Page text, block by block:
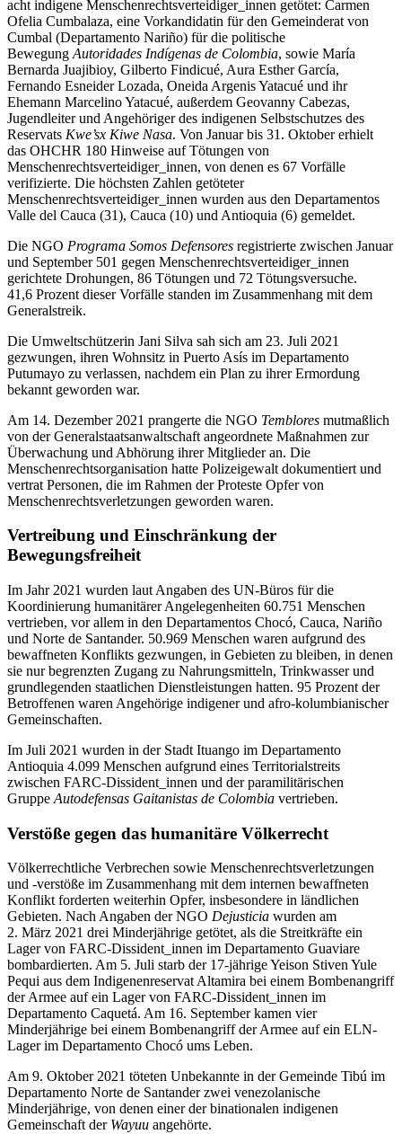
acht indigene Menschenrechtsverteidiger_innen getötet: Carmen
Ofelia Cumbalaza, eine Vorkandidatin für den Gemeinderat von
Cumbal (Departamento Nariño) für die politische
Bewegung Autoridades Indígenas de Colombia, sowie María
Bernarda Juajibioy, Gilberto Findicué, Aura Esther García,
Fernando Esneider Lozada, Oneida Argenis Yatacué und ihr
Ehemann Marcelino Yatacué, außerdem Geovanny Cabezas,
Jugendleiter und Angehöriger des indigenen Selbstschutzes des
Reservats Kwe’sx Kiwe Nasa. Von Januar bis 31. Oktober erhielt
das OHCHR 180 Hinweise auf Tötungen von
Menschenrechtsverteidiger_innen, von denen es 67 Vorfälle
verifizierte. Die höchsten Zahlen getöteter
Menschenrechtsverteidiger_innen wurden aus den Departamentos
Valle del Cauca (31), Cauca (10) und Antioquia (6) gemeldet.
Die NGO Programa Somos Defensores registrierte zwischen Januar
und September 501 gegen Menschenrechtsverteidiger_innen
gerichtete Drohungen, 86 Tötungen und 72 Tötungsversuche.
41,6 Prozent dieser Vorfälle standen im Zusammenhang mit dem
Generalstreik.
Die Umweltschützerin Jani Silva sah sich am 23. Juli 2021
gezwungen, ihren Wohnsitz in Puerto Asís im Departamento
Putumayo zu verlassen, nachdem ein Plan zu ihrer Ermordung
bekannt geworden war.
Am 14. Dezember 2021 prangerte die NGO Temblores mutmaßlich
von der Generalstaatsanwaltschaft angeordnete Maßnahmen zur
Überwachung und Abhörung ihrer Mitglieder an. Die
Menschenrechtsorganisation hatte Polizeigewalt dokumentiert und
vertrat Personen, die im Rahmen der Proteste Opfer von
Menschenrechtsverletzungen geworden waren.
Vertreibung und Einschränkung der
Bewegungsfreiheit
Im Jahr 2021 wurden laut Angaben des UN-Büros für die
Koordinierung humanitärer Angelegenheiten 60.751 Menschen
vertrieben, vor allem in den Departamentos Chocó, Cauca, Nariño
und Norte de Santander. 50.969 Menschen waren aufgrund des
bewaffneten Konflikts gezwungen, in Gebieten zu bleiben, in denen
sie nur begrenzten Zugang zu Nahrungsmitteln, Trinkwasser und
grundlegenden staatlichen Dienstleistungen hatten. 95 Prozent der
Betroffenen waren Angehörige indigener und afro-kolumbianischer
Gemeinschaften.
Im Juli 2021 wurden in der Stadt Ituango im Departamento
Antioquia 4.099 Menschen aufgrund eines Territorialstreits
zwischen FARC-Dissident_innen und der paramilitärischen
Gruppe Autodefensas Gaitanistas de Colombia vertrieben.
Verstöße gegen das humanitäre Völkerrecht
Völkerrechtliche Verbrechen sowie Menschenrechtsverletzungen
und -verstöße im Zusammenhang mit dem internen bewaffneten
Konflikt forderten weiterhin Opfer, insbesondere in ländlichen
Gebieten. Nach Angaben der NGO Dejusticia wurden am
2. März 2021 drei Minderjährige getötet, als die Streitkräfte ein
Lager von FARC-Dissident_innen im Departamento Guaviare
bombardierten. Am 5. Juli starb der 17-jährige Yeison Stiven Yule
Pequi aus dem Indigenenreservat Altamira bei einem Bombenangriff
der Armee auf ein Lager von FARC-Dissident_innen im
Departamento Caquetá. Am 16. September kamen vier
Minderjährige bei einem Bombenangriff der Armee auf ein ELN-
Lager im Departamento Chocó ums Leben.
Am 9. Oktober 2021 töteten Unbekannte in der Gemeinde Tibú im
Departamento Norte de Santander zwei venezolanische
Minderjährige, von denen einer der binationalen indigenen
Gemeinschaft der Wayuu angehörte.